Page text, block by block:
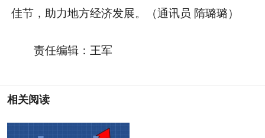
佳节，助力地方经济发展。（通讯员 隋璐璐）
责任编辑：王军
相关阅读